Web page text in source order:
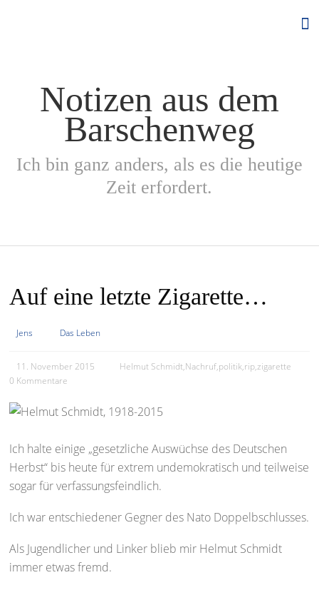
Notizen aus dem
Barschenweg
Ich bin ganz anders, als es die heutige
Zeit erfordert.
Auf eine letzte Zigarette…
Jens Das Leben
11. November 2015 Helmut Schmidt,Nachruf,politik,rip,zigarette
0 Kommentare
Ich halte einige „gesetzliche Auswüchse des Deutschen
Herbst“ bis heute für extrem undemokratisch und teilweise
sogar für verfassungsfeindlich.
Ich war entschiedener Gegner des Nato Doppelbschlusses.
Als Jugendlicher und Linker blieb mir Helmut Schmidt
immer etwas fremd.